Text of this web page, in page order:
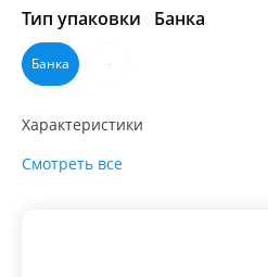
Тип упаковки Банка
Банка -
Характеристики
Смотреть все